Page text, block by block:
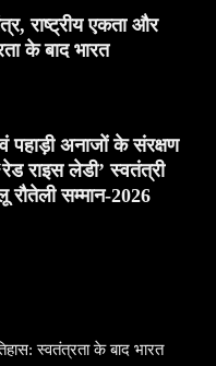
राष्ट्रीय एकता और
के बाद भारत
पहाड़ी अनाजों के संरक्षण
राइस लेडी’ स्वतंत्री
रौतेली सम्मान-2026
स्वतंत्रता के बाद भारत